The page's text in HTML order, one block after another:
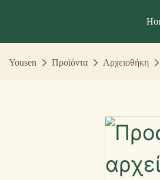
Yousen Προϊόντα Αρχειοθήκη